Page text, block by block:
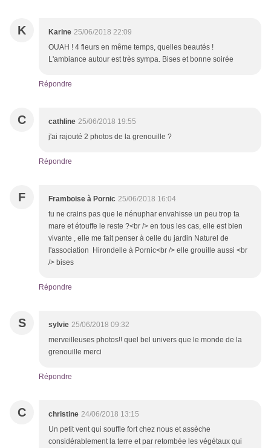
K Karine 25/06/2018 22:09
OUAH ! 4 fleurs en même temps, quelles beautés !
L'ambiance autour est très sympa. Bises et bonne soirée
Répondre
C cathline 25/06/2018 19:55
j'ai rajouté 2 photos de la grenouille ?
Répondre
F Framboise à Pornic 25/06/2018 16:04
tu ne crains pas que le nénuphar envahisse un peu trop ta
mare et étouffe le reste ?<br /> en tous les cas, elle est bien
vivante , elle me fait penser à celle du jardin Naturel de
l'association Hirondelle à Pornic<br /> elle grouille aussi <br
/> bises
Répondre
S sylvie 25/06/2018 09:32
merveilleuses photos!! quel bel univers que le monde de la
grenouille merci
Répondre
C christine 24/06/2018 13:15
Un petit vent qui souffle fort chez nous et assèche
considérablement la terre et par retombée les végétaux qui